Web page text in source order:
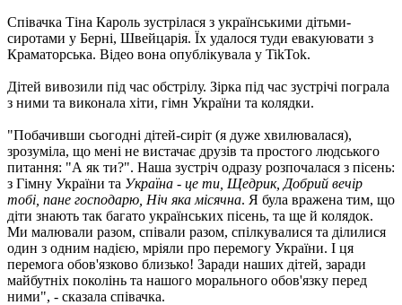
Співачка Тіна Кароль зустрілася з українськими дітьми-
сиротами у Берні, Швейцарія. Їх удалося туди евакуювати з
Краматорська. Відео вона опублікувала у TikTok.
Дітей вивозили під час обстрілу. Зірка під час зустрічі пограла
з ними та виконала хіти, гімн України та колядки.
"Побачивши сьогодні дітей-сиріт (я дуже хвилювалася),
зрозуміла, що мені не вистачає друзів та простого людського
питання: "А як ти?". Наша зустріч одразу розпочалася з пісень:
з Гімну України та Україна - це ти, Щедрик, Добрий вечір
тобі, пане господарю, Ніч яка місячна. Я була вражена тим, що
діти знають так багато українських пісень, та ще й колядок.
Ми малювали разом, співали разом, спілкувалися та ділилися
один з одним надією, мріяли про перемогу України. І ця
перемога обов'язково близько! Заради наших дітей, заради
майбутніх поколінь та нашого морального обов'язку перед
ними", - сказала співачка.